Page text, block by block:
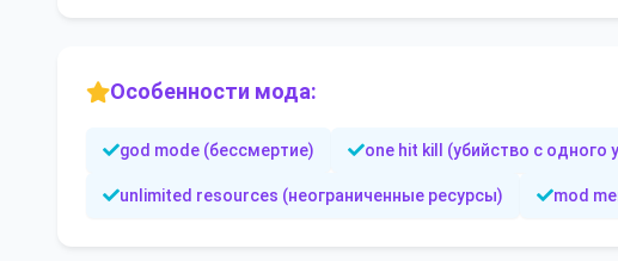
Особенности мода:
god mode (бессмертие) one hit kill (убийство с одного
unlimited resources (неограниченные ресурсы) mod